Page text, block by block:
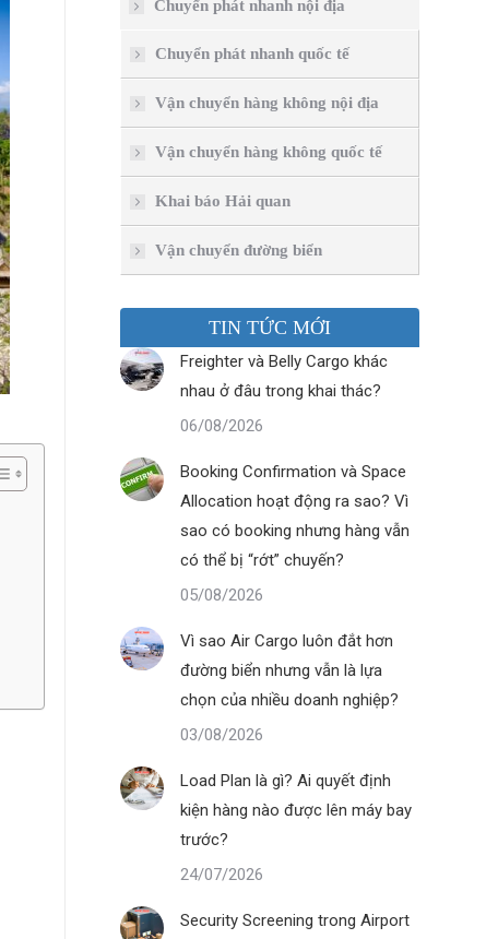
Chuyển phát nhanh nội địa
Chuyển phát nhanh quốc tế
Vận chuyển hàng không nội địa
Vận chuyển hàng không quốc tế
Khai báo Hải quan
Vận chuyển đường biển
TIN TỨC MỚI
Freighter và Belly Cargo khác
nhau ở đâu trong khai thác?
06/08/2026
Booking Confirmation và Space
Allocation hoạt động ra sao? Vì
sao có booking nhưng hàng vẫn
có thể bị “rớt” chuyến?
05/08/2026
Vì sao Air Cargo luôn đắt hơn
đường biển nhưng vẫn là lựa
chọn của nhiều doanh nghiệp?
03/08/2026
Load Plan là gì? Ai quyết định
kiện hàng nào được lên máy bay
trước?
24/07/2026
Security Screening trong Airport